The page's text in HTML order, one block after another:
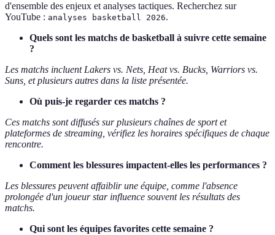
d'ensemble des enjeux et analyses tactiques. Recherchez sur
YouTube : analyses basketball 2026.
Quels sont les matchs de basketball à suivre cette semaine
?
Les matchs incluent Lakers vs. Nets, Heat vs. Bucks, Warriors vs.
Suns, et plusieurs autres dans la liste présentée.
Où puis-je regarder ces matchs ?
Ces matchs sont diffusés sur plusieurs chaînes de sport et
plateformes de streaming, vérifiez les horaires spécifiques de chaque
rencontre.
Comment les blessures impactent-elles les performances ?
Les blessures peuvent affaiblir une équipe, comme l'absence
prolongée d'un joueur star influence souvent les résultats des
matchs.
Qui sont les équipes favorites cette semaine ?